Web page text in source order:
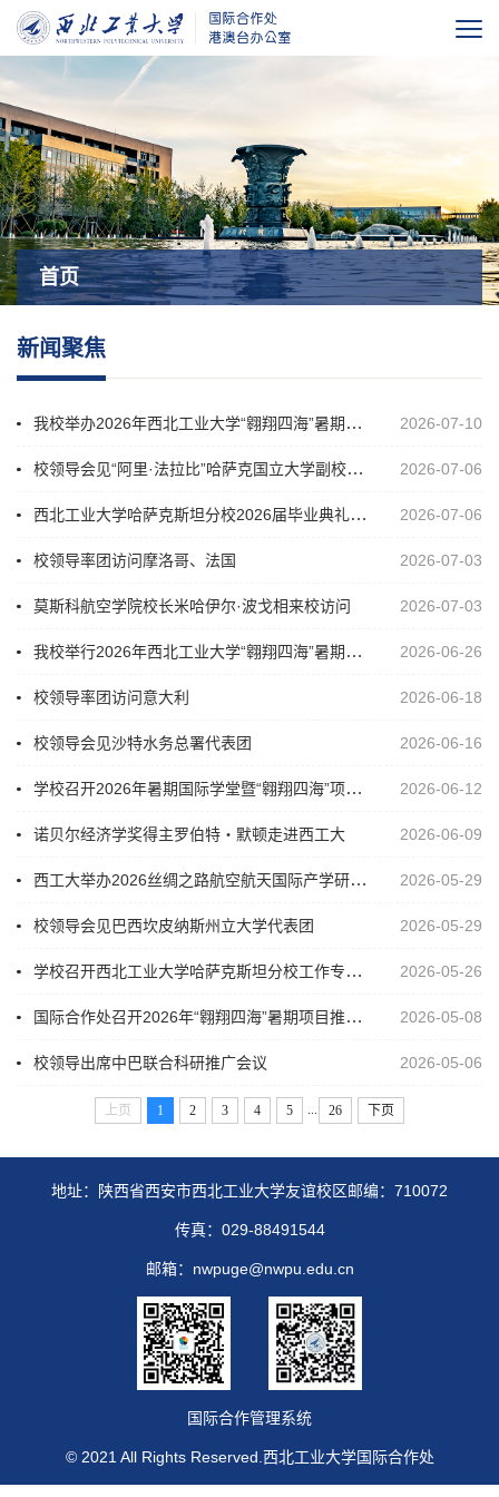
首页
新闻聚焦
我校举办2026年西北工业大学“翱翔四海”暑期项目出征仪式暨带队老师行前培训会 2026-07-10
校领导会见“阿里·法拉比”哈萨克国立大学副校长马尔古兰·伊布拉莫夫一行 2026-07-06
西北工业大学哈萨克斯坦分校2026届毕业典礼圆满举办 2026-07-06
校领导率团访问摩洛哥、法国 2026-07-03
莫斯科航空学院校长米哈伊尔·波戈相来校访问 2026-07-03
我校举行2026年西北工业大学“翱翔四海”暑期项目“平安留学”行前培训 2026-06-26
校领导率团访问意大利 2026-06-18
校领导会见沙特水务总署代表团 2026-06-16
学校召开2026年暑期国际学堂暨“翱翔四海”项目工作推进会 2026-06-12
诺贝尔经济学奖得主罗伯特・默顿走进西工大 2026-06-09
西工大举办2026丝绸之路航空航天国际产学研用合作会议 2026-05-29
校领导会见巴西坎皮纳斯州立大学代表团 2026-05-29
学校召开西北工业大学哈萨克斯坦分校工作专班会议暨建设规划研讨会 2026-05-26
国际合作处召开2026年“翱翔四海”暑期项目推进会 2026-05-08
校领导出席中巴联合科研推广会议 2026-05-06
上页 1 2 3 4 5 26 下页
地址：陕西省西安市西北工业大学友谊校区邮编：710072
传真：029-88491544
邮箱：nwpuge@nwpu.edu.cn
国际合作管理系统
© 2021 All Rights Reserved.西北工业大学国际合作处